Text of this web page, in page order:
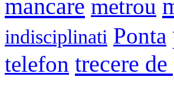
mancare metrou
indisciplinati Ponta
telefon trecere